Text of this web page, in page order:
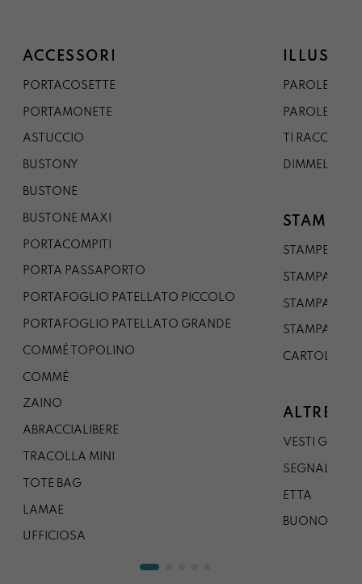
ACCESSORI
PORTACOSETTE
PORTAMONETE
ASTUCCIO
BUSTONY
BUSTONE
BUSTONE MAXI
PORTACOMPITI
PORTA PASSAPORTO
PORTAFOGLIO PATELLATO PICCOLO
PORTAFOGLIO PATELLATO GRANDE
COMMÉ TOPOLINO
COMMÉ
ZAINO
ABRACCIALIBERE
TRACOLLA MINI
TOTE BAG
LAMAE
UFFICIOSA
PAROLE DAL
PAROLE DA
TI
DIMMELO
STAMPE
STAMPE A5
STAMPA A3
STAMPA A1
STAMPA A0
CARTOLINA
ALTRE
VESTI
SEGNALIBRO
ETTA
BUONO